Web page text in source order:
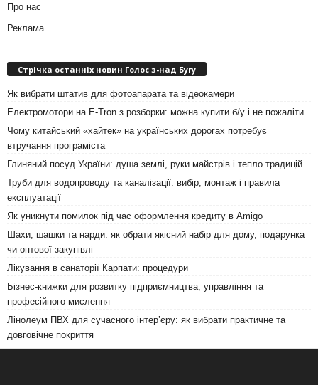
Про нас
Реклама
Стрічка останніх новин Голос з-над Бугу
Як вибрати штатив для фотоапарата та відеокамери
Електромотори на E-Tron з розборки: можна купити б/у і не пожаліти
Чому китайський «хайтек» на українських дорогах потребує
втручання програміста
Глиняний посуд України: душа землі, руки майстрів і тепло традицій
Труби для водопроводу та каналізації: вибір, монтаж і правила
експлуатації
Як уникнути помилок під час оформлення кредиту в Amigo
Шахи, шашки та нарди: як обрати якісний набір для дому, подарунка
чи оптової закупівлі
Лікування в санаторії Карпати: процедури
Бізнес-книжки для розвитку підприємництва, управління та
професійного мислення
Лінолеум ПВХ для сучасного інтер’єру: як вибрати практичне та
довговічне покриття